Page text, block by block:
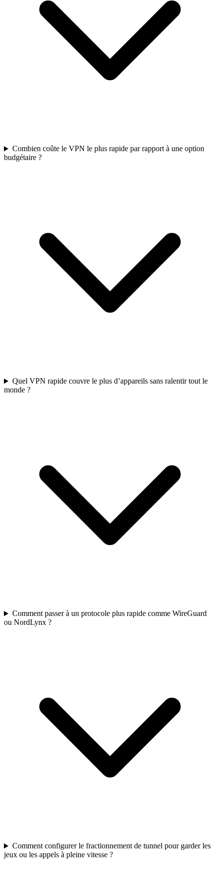
Combien coûte le VPN le plus rapide par rapport à une option
budgétaire ?
Quel VPN rapide couvre le plus d’appareils sans ralentir tout le
monde ?
Comment passer à un protocole plus rapide comme WireGuard
ou NordLynx ?
Comment configurer le fractionnement de tunnel pour garder les
jeux ou les appels à pleine vitesse ?